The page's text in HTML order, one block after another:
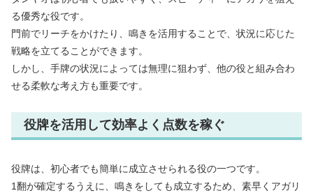
る優秀な役です。
門前でリーチをかけたり、鳴きを活用することで、状況に応じた
戦略を立てることができます。
しかし、手牌の状況によっては無理に狙わず、他の役と組み合わ
せる柔軟な考え方も重要です。
役牌を活用して効率よく点数を稼ぐ
役牌は、初心者でも簡単に成立させられる役の一つです。
1翻が確定するうえに、鳴きをしても成立するため、素早くアガリ